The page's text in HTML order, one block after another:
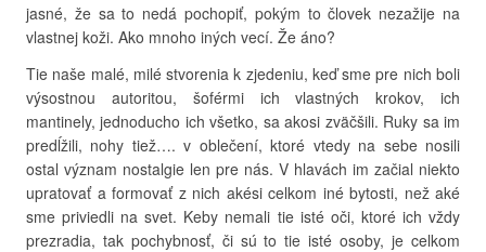
jasné, že sa to nedá pochopiť, pokým to človek nezažije na
vlastnej koži. Ako mnoho iných vecí. Že áno?
Tie naše malé, milé stvorenia k zjedeniu, keď sme pre nich boli
výsostnou autoritou, šoférmi ich vlastných krokov, ich
mantinely, jednoducho ich všetko, sa akosi zväčšili. Ruky sa im
predĺžili, nohy tiež…. v oblečení, ktoré vtedy na sebe nosili
ostal význam nostalgie len pre nás. V hlavách im začial niekto
upratovať a formovať z nich akési celkom iné bytosti, než aké
sme priviedli na svet. Keby nemali tie isté oči, ktoré ich vždy
prezradia, tak pochybnosť, či sú to tie isté osoby, je celkom